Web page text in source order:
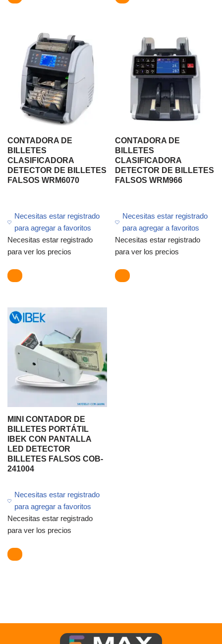
CONTADORA DE
BILLETES
CLASIFICADORA
DETECTOR DE BILLETES
FALSOS WRM6070
Necesitas estar registrado
para agregar a favoritos
Necesitas estar registrado
para ver los precios
CONTADORA DE
BILLETES
CLASIFICADORA
DETECTOR DE BILLETES
FALSOS WRM966
Necesitas estar registrado
para agregar a favoritos
Necesitas estar registrado
para ver los precios
MINI CONTADOR DE
BILLETES PORTÁTIL
IBEK CON PANTALLA
LED DETECTOR
BILLETES FALSOS COB-
241004
Necesitas estar registrado
para agregar a favoritos
Necesitas estar registrado
para ver los precios